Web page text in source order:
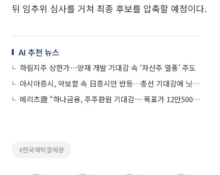
뒤 임추위 심사를 거쳐 최종 후보를 압축할 예정이다.
AI 추천 뉴스
하림지주 상한가⋯양재 개발 기대감 속 ‘자산주 열풍’ 주도
아시아증시, 약보합 속 日증시만 반등…총선 기대감에 닛케이 0.8%↑
메리츠證 “하나금융, 주주환원 기대감⋯ 목표가 12만5000원으로 상향”
#한국예탁결제원